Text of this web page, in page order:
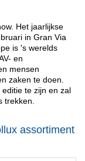
Het jaarlijkse
in Gran Via
is 's werelds
en
mensen
zaken te doen.
te zijn en zal
trekken.
assortiment